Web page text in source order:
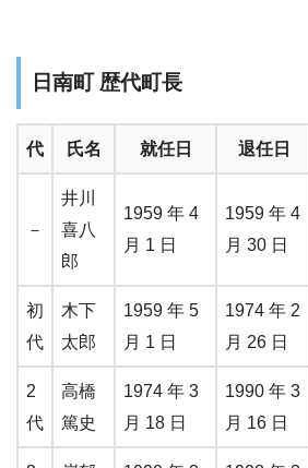
日南町 歴代町長
代 氏名 就任日 退任日
－
井川
喜八
郎
1959 年 4
月 1 日
1959 年 4
月 30 日
初
代
木下
太郎
1959 年 5
月 1 日
1974 年 2
月 26 日
2
代
高橋
篤史
1974 年 3
月 18 日
1990 年 3
月 16 日